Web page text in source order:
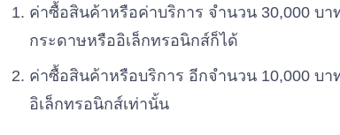
ค่าซื้อสินค้าหรือค่าบริการ จำนวน 30,000 บ
กระดาษหรืออิเล็กทรอนิกส์ก็ได้
ค่าซื้อสินค้าหรือบริการ อีกจำนวน 10,000 บา
อิเล็กทรอนิกส์เท่านั้น